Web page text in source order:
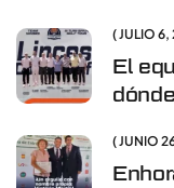
JULIO
El
JUNIO